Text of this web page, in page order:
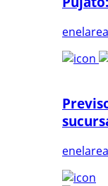
enelarea
enelarea